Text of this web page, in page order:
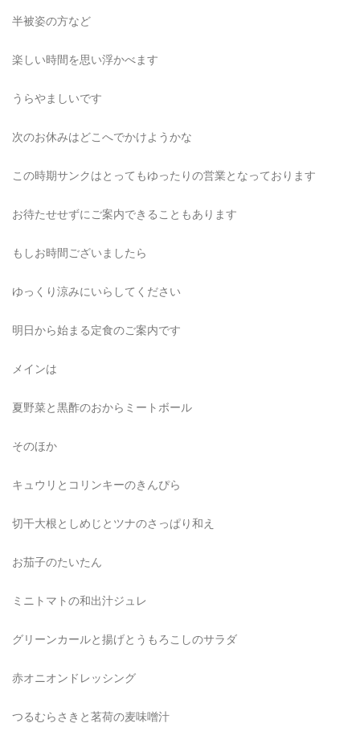
半被姿の方など
楽しい時間を思い浮かべます
うらやましいです
次のお休みはどこへでかけようかな
この時期サンクはとってもゆったりの営業となっております
お待たせせずにご案内できることもあります
もしお時間ございましたら
ゆっくり涼みにいらしてください
明日から始まる定食のご案内です
メインは
夏野菜と黒酢のおからミートボール
そのほか
キュウリとコリンキーのきんぴら
切干大根としめじとツナのさっぱり和え
お茄子のたいたん
ミニトマトの和出汁ジュレ
グリーンカールと揚げとうもろこしのサラダ
赤オニオンドレッシング
つるむらさきと茗荷の麦味噌汁